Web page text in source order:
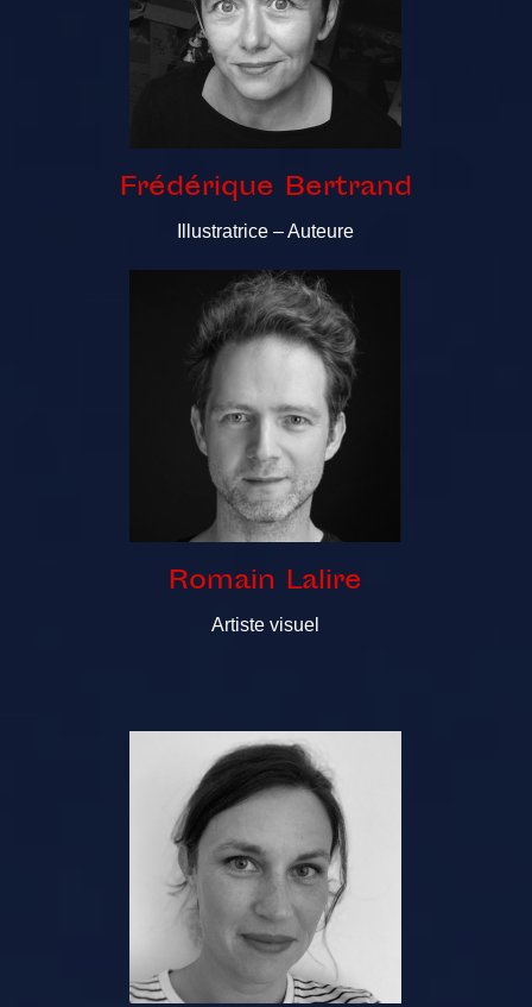
Frédérique Bertrand
Illustratrice – Auteure
Romain Lalire
Artiste visuel